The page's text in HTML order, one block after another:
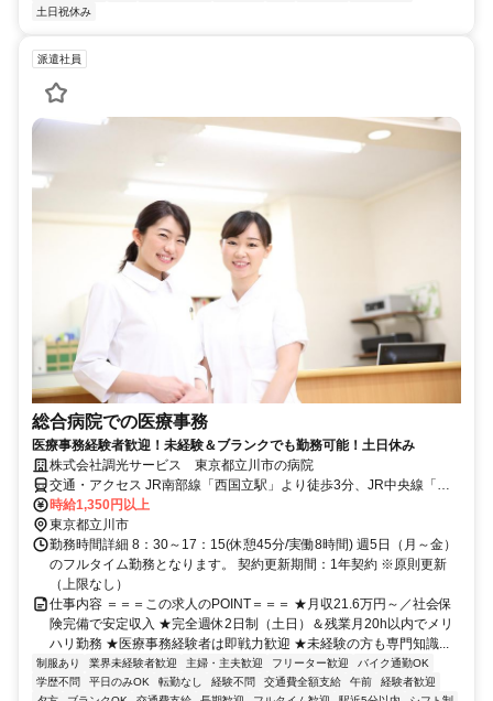
土日祝休み
派遣社員
総合病院での医療事務
医療事務経験者歓迎！未経験＆ブランクでも勤務可能！土日休み
株式会社調光サービス 東京都立川市の病院
交通・アクセス JR南部線「西国立駅」より徒歩3分、JR中央線「立
川駅」より徒歩15分
時給1,350円以上
東京都立川市
勤務時間詳細 8：30～17：15(休憩45分/実働8時間) 週5日（月～金）
のフルタイム勤務となります。 契約更新期間：1年契約 ※原則更新
（上限なし）
仕事内容 ＝＝＝この求人のPOINT＝＝＝ ★月収21.6万円～／社会保
険完備で安定収入 ★完全週休2日制（土日）＆残業月20h以内でメリ
ハリ勤務 ★医療事務経験者は即戦力歓迎 ★未経験の方も専門知識...
制服あり 業界未経験者歓迎 主婦・主夫歓迎 フリーター歓迎
バイク通勤OK
学歴不問
平日のみOK 転勤なし 経験不問 交通費全額支給 午前
経験者歓迎